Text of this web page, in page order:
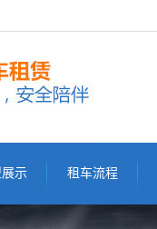
示 租车流程
租车流程